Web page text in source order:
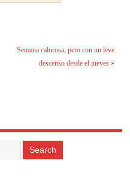
Semana calurosa, pero con un leve
descenso desde el jueves»